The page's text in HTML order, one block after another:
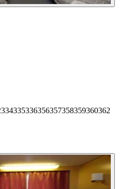
334335336356357358359360362